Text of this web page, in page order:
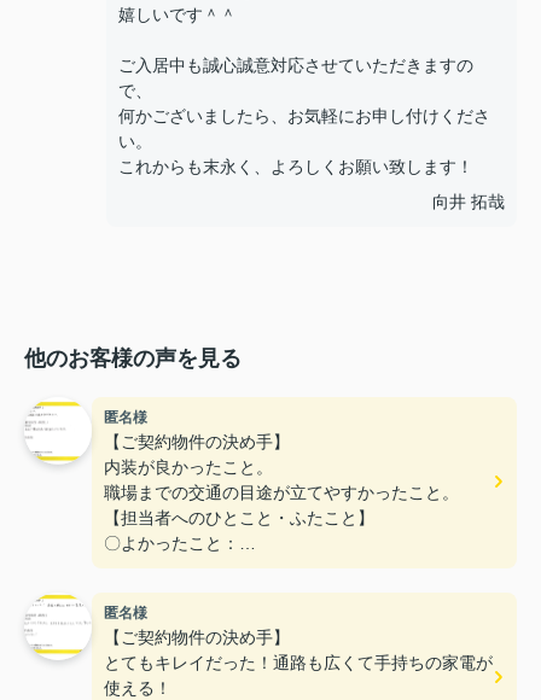
嬉しいです＾＾
ご入居中も誠心誠意対応させていただきますの
で、
何かございましたら、お気軽にお申し付けくださ
い。
これからも末永く、よろしくお願い致します！
向井 拓哉
他のお客様の声を見る
匿名様
【ご契約物件の決め手】
内装が良かったこと。
職場までの交通の目途が立てやすかったこと。
【担当者へのひとこと・ふたこと】
〇よかったこと：
こまかい所まで丁寧な対応をありがとうございまし
た。
〇悪かったこと：
匿名様
【ご契約物件の決め手】
とてもキレイだった！通路も広くて手持ちの家電が
使える！